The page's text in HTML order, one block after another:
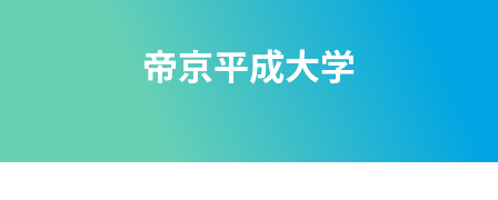
帝京平成大学